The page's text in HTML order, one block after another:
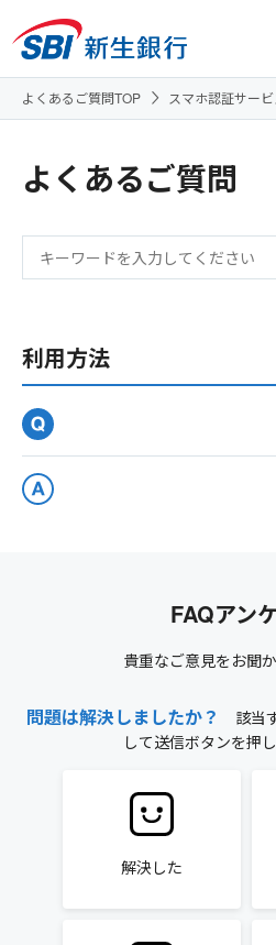
よくあるご質問TOP スマホ認証サービ
よくあるご質問
利用方法
FAQアン
貴重なご意見をお聞
問題は解決しましたか？
該当
して送信ボタンを押
解決した